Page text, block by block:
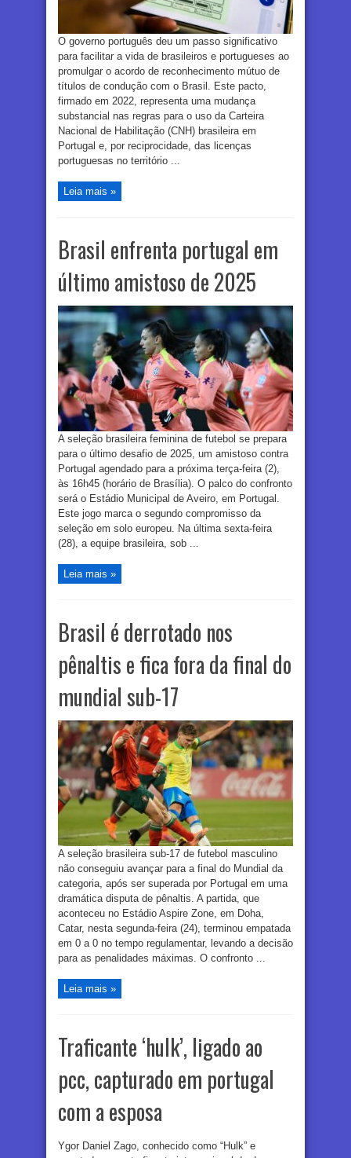
O governo português deu um passo significativo
para facilitar a vida de brasileiros e portugueses ao
promulgar o acordo de reconhecimento mútuo de
títulos de condução com o Brasil. Este pacto,
firmado em 2022, representa uma mudança
substancial nas regras para o uso da Carteira
Nacional de Habilitação (CNH) brasileira em
Portugal e, por reciprocidade, das licenças
portuguesas no território ...
Leia mais »
Brasil enfrenta portugal em
último amistoso de 2025
A seleção brasileira feminina de futebol se prepara
para o último desafio de 2025, um amistoso contra
Portugal agendado para a próxima terça-feira (2),
às 16h45 (horário de Brasília). O palco do confronto
será o Estádio Municipal de Aveiro, em Portugal.
Este jogo marca o segundo compromisso da
seleção em solo europeu. Na última sexta-feira
(28), a equipe brasileira, sob ...
Leia mais »
Brasil é derrotado nos
pênaltis e fica fora da final do
mundial sub-17
A seleção brasileira sub-17 de futebol masculino
não conseguiu avançar para a final do Mundial da
categoria, após ser superada por Portugal em uma
dramática disputa de pênaltis. A partida, que
aconteceu no Estádio Aspire Zone, em Doha,
Catar, nesta segunda-feira (24), terminou empatada
em 0 a 0 no tempo regulamentar, levando a decisão
para as penalidades máximas. O confronto ...
Leia mais »
Traficante ‘hulk’, ligado ao
pcc, capturado em portugal
com a esposa
Ygor Daniel Zago, conhecido como “Hulk” e